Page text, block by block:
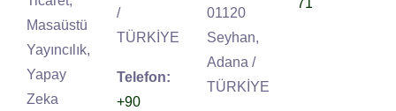
Masaüstü
Yayıncılık,
Yapay
Zeka
/
TÜRKİYE
Telefon:
+90
01120
Seyhan,
Adana /
TÜRKİYE
71